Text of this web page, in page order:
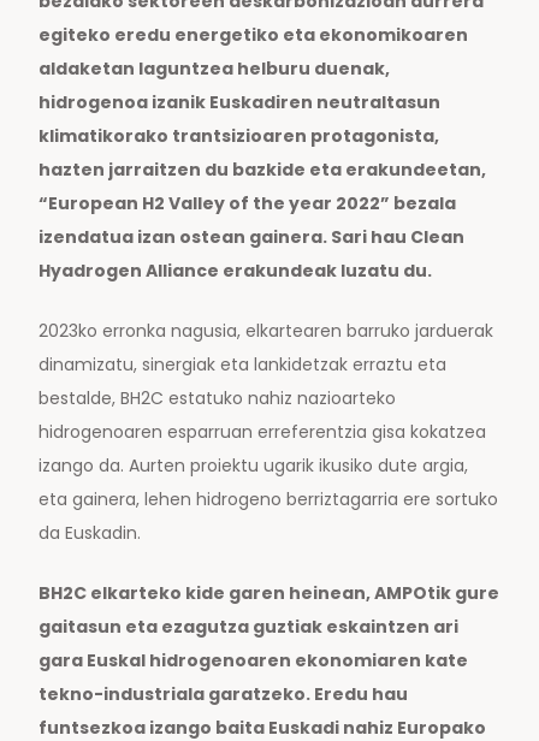
egiteko eredu energetiko eta ekonomikoaren
aldaketan laguntzea helburu duenak,
hidrogenoa izanik Euskadiren neutraltasun
klimatikorako trantsizioaren protagonista,
hazten jarraitzen du bazkide eta erakundeetan,
“European H2 Valley of the year 2022” bezala
izendatua izan ostean gainera. Sari hau Clean
Hyadrogen Alliance erakundeak luzatu du.
2023ko erronka nagusia, elkartearen barruko jarduerak
dinamizatu, sinergiak eta lankidetzak erraztu eta
bestalde, BH2C estatuko nahiz nazioarteko
hidrogenoaren esparruan erreferentzia gisa kokatzea
izango da. Aurten proiektu ugarik ikusiko dute argia,
eta gainera, lehen hidrogeno berriztagarria ere sortuko
da Euskadin.
BH2C elkarteko kide garen heinean, AMPOtik gure
gaitasun eta ezagutza guztiak eskaintzen ari
gara Euskal hidrogenoaren ekonomiaren kate
tekno-industriala garatzeko. Eredu hau
funtsezkoa izango baita Euskadi nahiz Europako